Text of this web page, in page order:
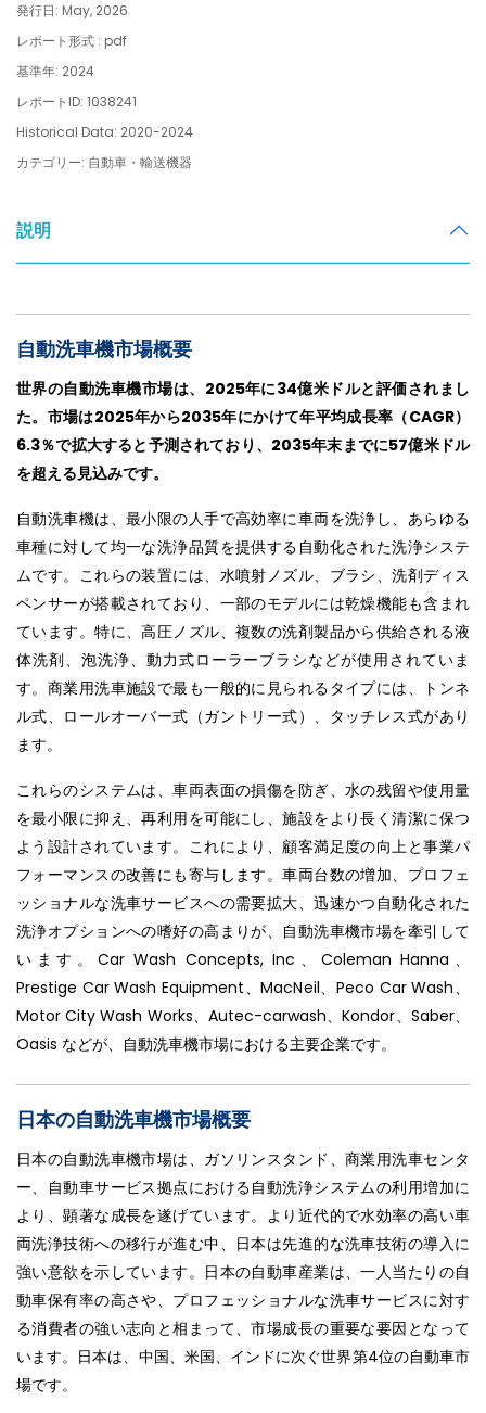
発行日: May, 2026
レポート形式 : pdf
基準年: 2024
レポートID: 1038241
Historical Data: 2020-2024
カテゴリー: 自動車・輸送機器
説明
自動洗車機市場概要
世界の自動洗車機市場は、2025年に34億米ドルと評価されまし
た。市場は2025年から2035年にかけて年平均成長率（CAGR）
6.3％で拡大すると予測されており、2035年末までに57億米ドル
を超える見込みです。
自動洗車機は、最小限の人手で高効率に車両を洗浄し、あらゆる
車種に対して均一な洗浄品質を提供する自動化された洗浄システ
ムです。これらの装置には、水噴射ノズル、ブラシ、洗剤ディス
ペンサーが搭載されており、一部のモデルには乾燥機能も含まれ
ています。特に、高圧ノズル、複数の洗剤製品から供給される液
体洗剤、泡洗浄、動力式ローラーブラシなどが使用されていま
す。商業用洗車施設で最も一般的に見られるタイプには、トンネ
ル式、ロールオーバー式（ガントリー式）、タッチレス式があり
ます。
これらのシステムは、車両表面の損傷を防ぎ、水の残留や使用量
を最小限に抑え、再利用を可能にし、施設をより長く清潔に保つ
よう設計されています。これにより、顧客満足度の向上と事業パ
フォーマンスの改善にも寄与します。車両台数の増加、プロフェ
ッショナルな洗車サービスへの需要拡大、迅速かつ自動化された
洗浄オプションへの嗜好の高まりが、自動洗車機市場を牽引して
います。Car Wash Concepts, Inc、Coleman Hanna、
Prestige Car Wash Equipment、MacNeil、Peco Car Wash、
Motor City Wash Works、Autec-carwash、Kondor、Saber、
Oasis などが、自動洗車機市場における主要企業です。
日本の自動洗車機市場概要
日本の自動洗車機市場は、ガソリンスタンド、商業用洗車センタ
ー、自動車サービス拠点における自動洗浄システムの利用増加に
より、顕著な成長を遂げています。より近代的で水効率の高い車
両洗浄技術への移行が進む中、日本は先進的な洗車技術の導入に
強い意欲を示しています。日本の自動車産業は、一人当たりの自
動車保有率の高さや、プロフェッショナルな洗車サービスに対す
る消費者の強い志向と相まって、市場成長の重要な要因となって
います。日本は、中国、米国、インドに次ぐ世界第4位の自動車市
場です。